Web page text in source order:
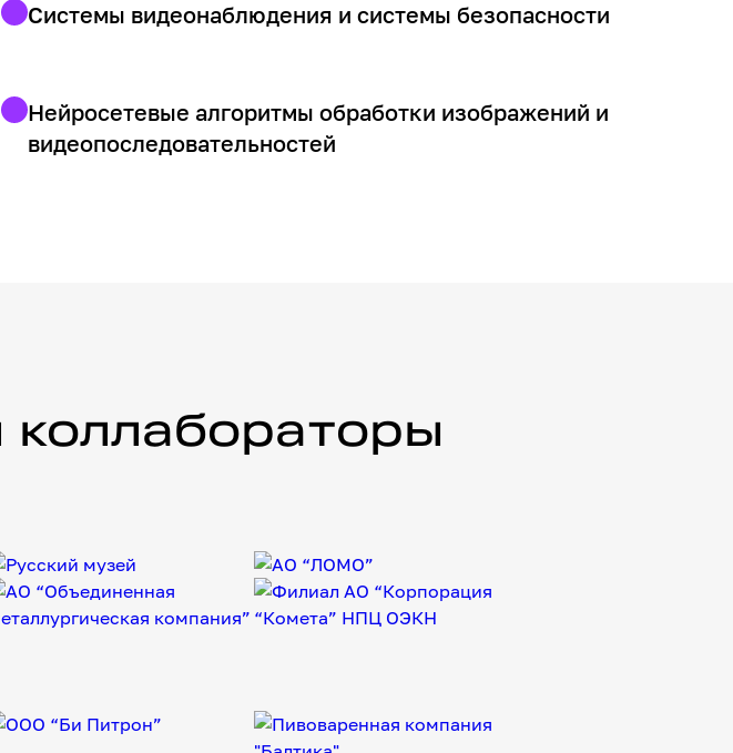
Системы видеонаблюдения и системы безопасности
Нейросетевые алгоритмы обработки изображений и
видеопоследовательностей